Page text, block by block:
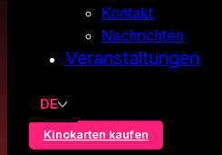
Kontakt
Nachrichten
Veranstaltungen
DE
Kinokarten kaufen